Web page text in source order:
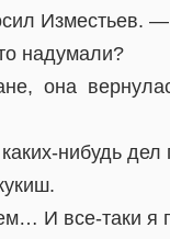
Изместьев. —
надумали?
она
нибудь дел
И все-таки я